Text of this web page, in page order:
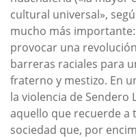
cultural universal»,
mucho más
provocar una
barreras raciales para
fraterno y mestizo. En
la violencia de Sendero
aquello que recuerde a
sociedad que, por